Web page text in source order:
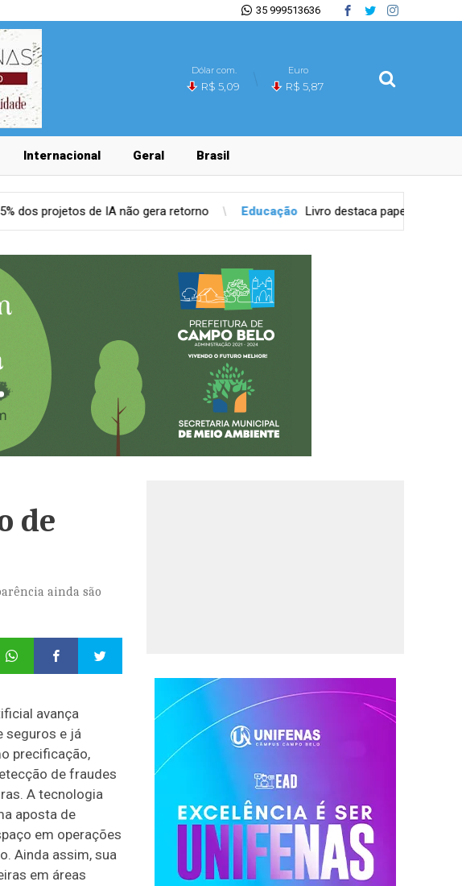
35 999513636
Dólar com.
R$ 5,09
Euro
R$ 5,87
Internacional Geral Brasil
gera retorno Educação Livro destaca papel dos homens na prevenção da
de
ainda são
avança
seguros e já
precificação,
de fraudes
A tecnologia
aposta de
em operações
Ainda assim, sua
em áreas